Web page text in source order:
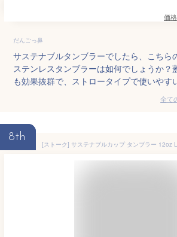
価
だんごっ鼻
サステナブルタンブラーでしたら、こちら
ステンレスタンブラーは如何でしょうか？
も効果抜群で、ストロータイプで使いやす
全て
8th